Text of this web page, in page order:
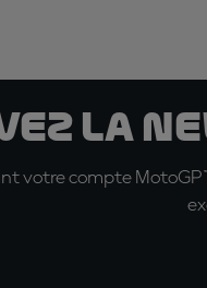
la
votre compte